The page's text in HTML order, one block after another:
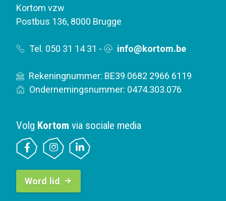
Kortom vzw
Postbus 136, 8000 Brugge
Tel. 050 31 14 31 - info@kortom.be
Rekeningnummer: BE39 0682 2966 6119
Ondernemingsnummer: 0474.303.076
Volg Kortom via sociale media
B
t
Word lid